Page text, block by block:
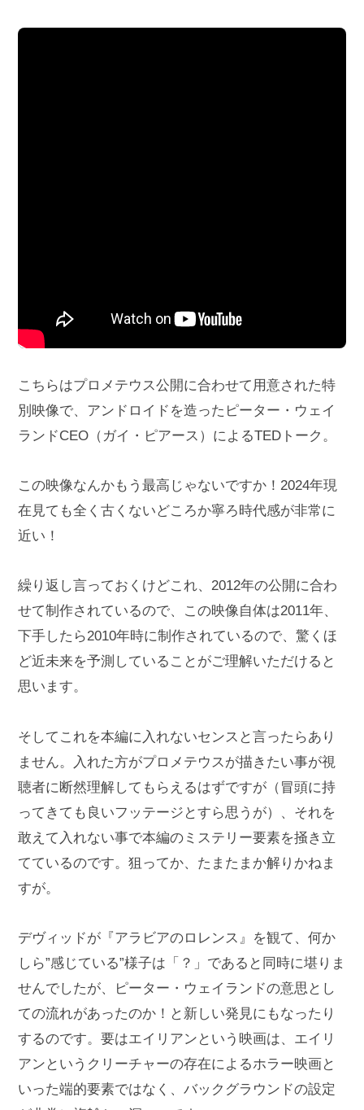
こちらはプロメテウス公開に合わせて用意された特
別映像で、アンドロイドを造ったピーター・ウェイ
ランドCEO（ガイ・ピアース）によるTEDトーク。
この映像なんかもう最高じゃないですか！2024年現
在見ても全く古くないどころか寧ろ時代感が非常に
近い！
繰り返し言っておくけどこれ、2012年の公開に合わ
せて制作されているので、この映像自体は2011年、
下手したら2010年時に制作されているので、驚くほ
ど近未来を予測していることがご理解いただけると
思います。
そしてこれを本編に入れないセンスと言ったらあり
ません。入れた方がプロメテウスが描きたい事が視
聴者に断然理解してもらえるはずですが（冒頭に持
ってきても良いフッテージとすら思うが）、それを
敢えて入れない事で本編のミステリー要素を掻き立
てているのです。狙ってか、たまたまか解りかねま
すが。
デヴィッドが『アラビアのロレンス』を観て、何か
しら”感じている”様子は「？」であると同時に堪りま
せんでしたが、ピーター・ウェイランドの意思とし
ての流れがあったのか！と新しい発見にもなったり
するのです。要はエイリアンという映画は、エイリ
アンというクリーチャーの存在によるホラー映画と
いった端的要素ではなく、バックグラウンドの設定